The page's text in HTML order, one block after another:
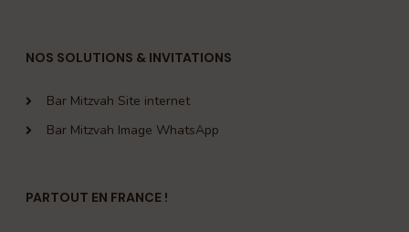
NOS SOLUTIONS & INVITATIONS
Bar Mitzvah Site internet
Bar Mitzvah Image WhatsApp
PARTOUT EN FRANCE !